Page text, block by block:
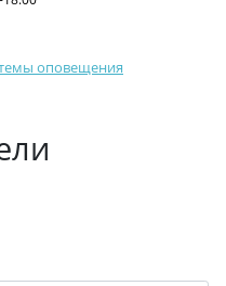
оповещения